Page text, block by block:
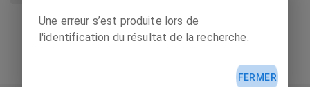
Une erreur s’est produite lors de
l'identification du résultat de la recherche.
FERMER